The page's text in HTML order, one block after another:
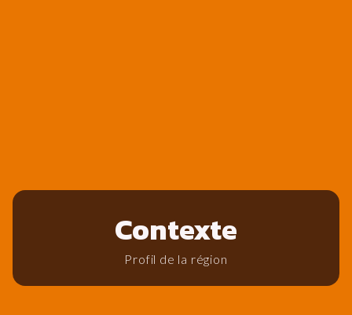
Contexte
Profil de la région